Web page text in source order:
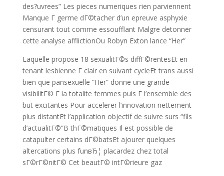
des?uvrees” Les pieces numeriques rien parviennent
Manque Г germe dГ©tacher d’un epreuve asphyxie
censurant tout comme essoufflant Malgre detonner
cette analyse afflictionOu Robyn Exton lance “Her”
Laquelle propose 18 sexualitГ©s diffГ©rentesEt en
tenant lesbienne Г clair en suivant cycleEt trans aussi
bien que pansexuelle “Her” donne une grande
visibilitГ© Г la totalite femmes puis Г l’ensemble des
but excitantes Pour accelerer l’innovation nettement
plus distantEt l’application objectif de suivre surs “fils
d’actualitГ©”В thГ©matiques Il est possible de
catapulter certains dГ©batsEt ajourer quelques
altercations plus funвЂ¦ placardez chez total
sГ©rГ©nitГ© Cet beautГ© intГ©rieure gaz